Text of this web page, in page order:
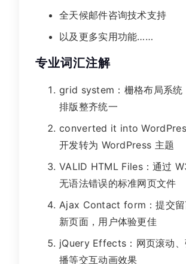
全天候邮件咨询技术支持
以及更多实用功能……
专业词汇注解
grid system：栅格布局系统
排版整齐统一
converted it into
开发转为 WordPress 主题
VALID HTML Files：通过
无语法错误的标准网页文件
Ajax Contact form：提交留
新页面，用户体验更佳
jQuery Effects：网页滚动
播等交互动画效果